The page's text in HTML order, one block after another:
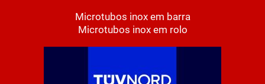
Microtubos inox em barra
Microtubos inox em rolo